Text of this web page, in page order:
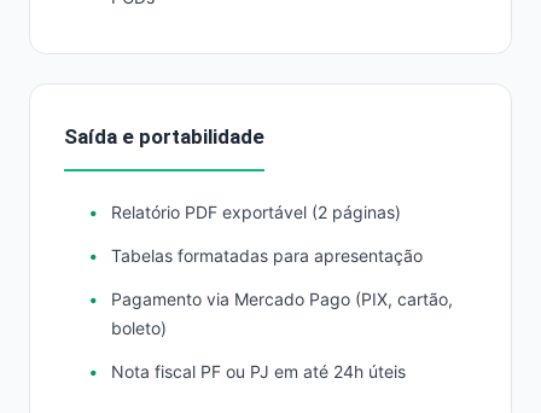
Saída e portabilidade
Relatório PDF exportável (2 páginas)
Tabelas formatadas para apresentação
Pagamento via Mercado Pago (PIX, cartão,
boleto)
Nota fiscal PF ou PJ em até 24h úteis